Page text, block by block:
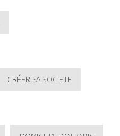
CRÉER SA SOCIETE